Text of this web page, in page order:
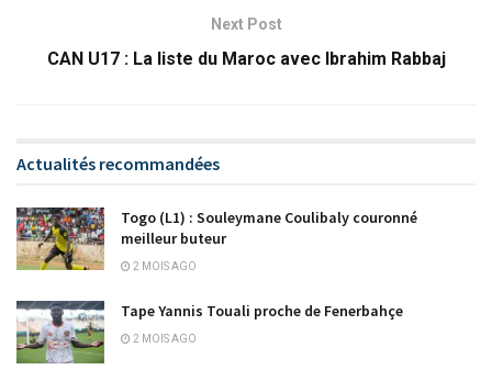
Next Post
CAN U17 : La liste du Maroc avec Ibrahim Rabbaj
Actualités recommandées
Togo (L1) : Souleymane Coulibaly couronné
meilleur buteur
2 MOIS AGO
Tape Yannis Touali proche de Fenerbahçe
2 MOIS AGO